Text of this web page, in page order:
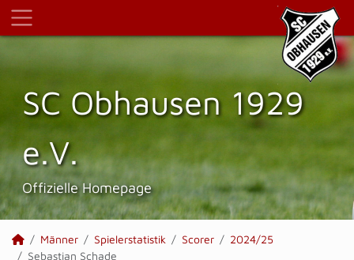
SC Obhausen 1929
e.V.
Offizielle Homepage
Männer Spielerstatistik Scorer
2024/25
Sebastian Schade